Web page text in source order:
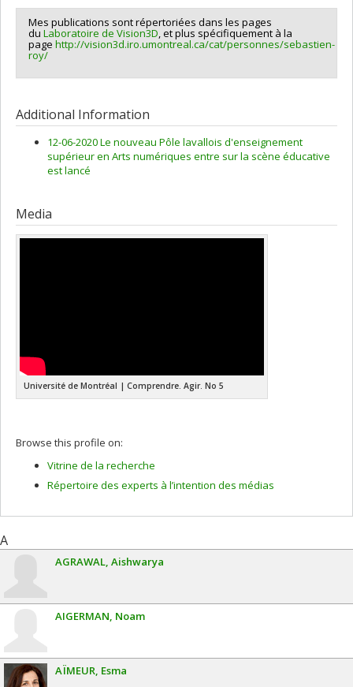
Poldma,Caroline Traube,Paolo Bellomia
Mes publications sont répertoriées dans les pages
du Laboratoire de Vision3D, et plus spécifiquement à la
page http://vision3d.iro.umontreal.ca/cat/personnes/sebastien-
roy/
Additional Information
12-06-2020 Le nouveau Pôle lavallois d'enseignement
supérieur en Arts numériques entre sur la scène éducative
est lancé
Media
Université de Montréal | Comprendre. Agir. No 5
Browse this profile on:
Vitrine de la recherche
Répertoire des experts à l’intention des médias
A
AGRAWAL Aishwarya
AIGERMAN Noam
AÏMEUR Esma